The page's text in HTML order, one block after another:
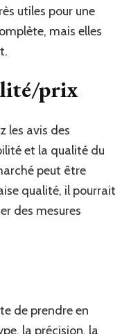
utiles pour une
mais elles
prix
les avis des
et la qualité du
peut être
qualité, il pourrait
des mesures
de prendre en
la précision, la